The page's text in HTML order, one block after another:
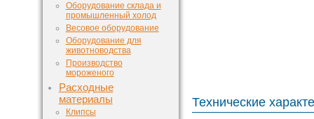
Оборудование склада и
промышленный холод
Весовое оборудование
Оборудование для
животноводства
Производство
мороженого
Расходные
материалы
Клипсы
Технические